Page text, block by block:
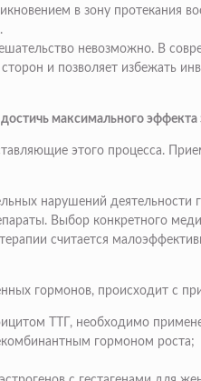
в зону протекания
невозможно. В
и позволяет избежать
максимального эффекта
этого процесса.
нарушений
Выбор конкретного
считается
гормонов, происходит с
ТТГ, необходимо
гормоном роста;